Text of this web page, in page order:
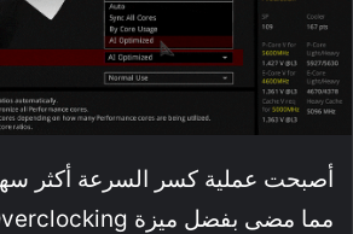
أصبحت عملية كسر السرعة أكثر